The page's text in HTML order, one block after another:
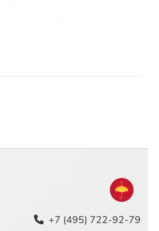
+7 (495) 722-92-79